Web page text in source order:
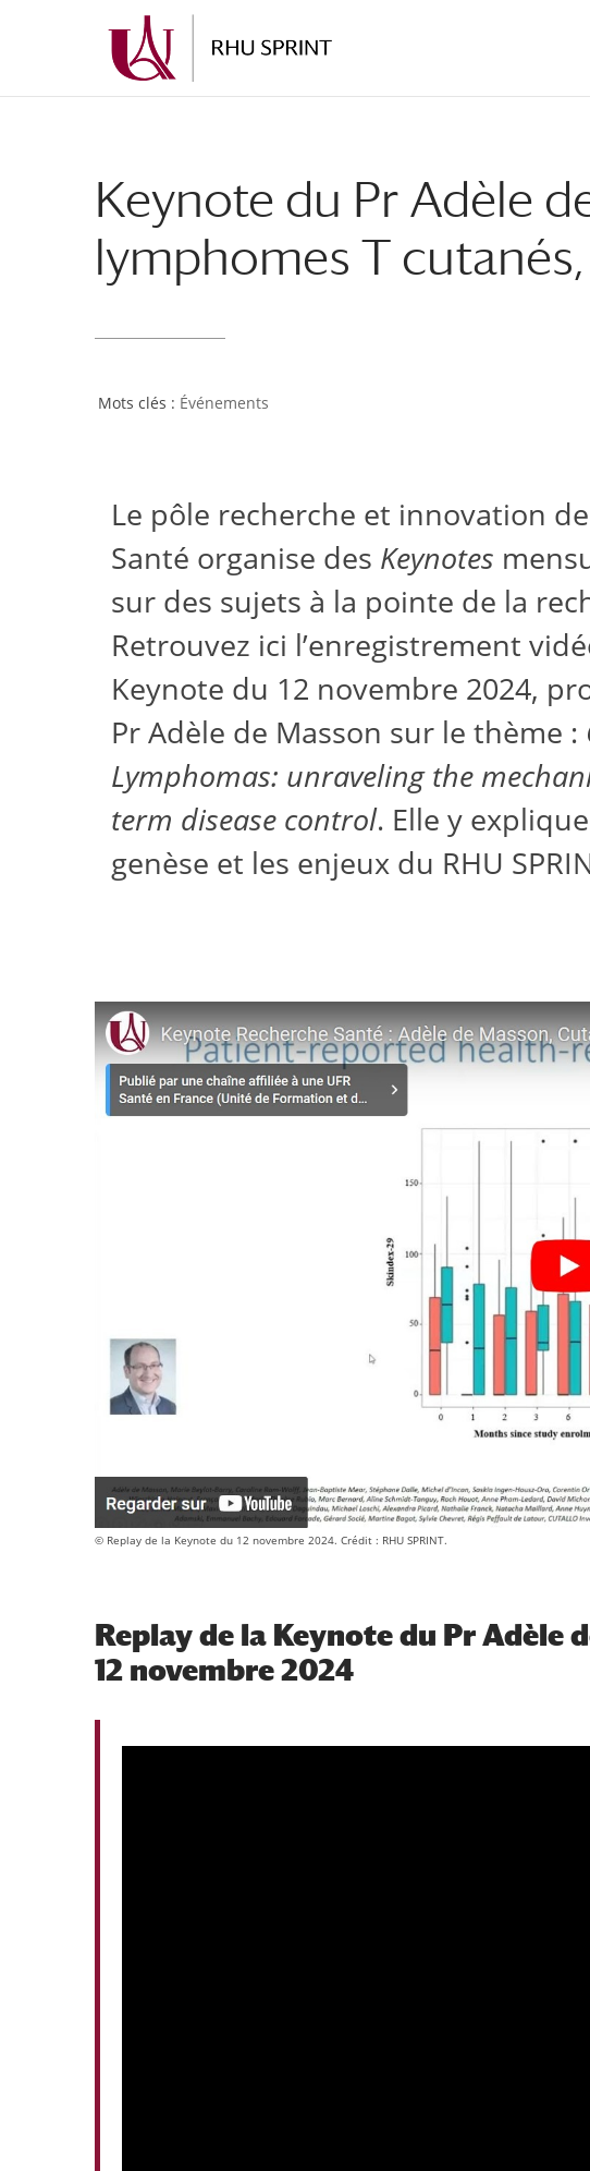
Keynote du Pr Adèle
lymphomes T cutanés,
Événements
Le pôle recherche et innovation
Santé organise des Keynotes
sur des sujets à la pointe de la
Retrouvez ici l’enregistrement
Keynote du 12 novembre 2024,
Pr Adèle de Masson sur le thème :
Lymphomas: unraveling the
term disease control. Elle y
genèse et les enjeux du RHU
© Replay de la Keynote du 12 novembre 2024. Crédit : RHU SPRINT.
Replay de la Keynote du Pr Adèle
12 novembre 2024